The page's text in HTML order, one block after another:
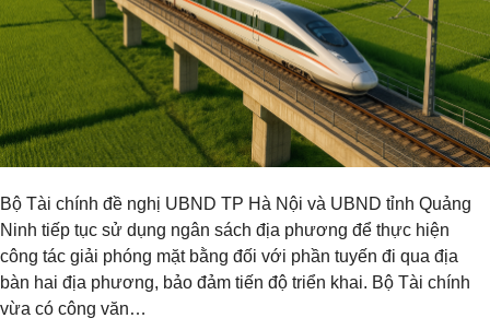
Bộ Tài chính đề nghị UBND TP Hà Nội và UBND tỉnh Quảng
Ninh tiếp tục sử dụng ngân sách địa phương để thực hiện
công tác giải phóng mặt bằng đối với phần tuyến đi qua địa
bàn hai địa phương, bảo đảm tiến độ triển khai. Bộ Tài chính
vừa có công văn…